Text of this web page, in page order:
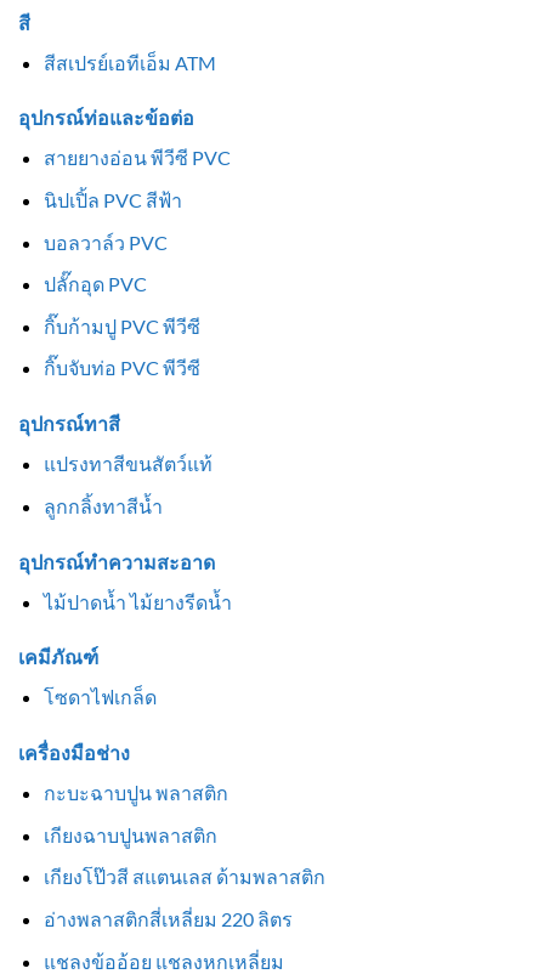
สี
สีสเปรย์เอทีเอ็ม ATM
อุปกรณ์ท่อและข้อต่อ
สายยางอ่อน พีวีซี PVC
นิปเปิ้ล PVC สีฟ้า
บอลวาล์ว PVC
ปลั๊กอุด PVC
กิ๊บก้ามปู PVC พีวีซี
กิ๊บจับท่อ PVC พีวีซี
อุปกรณ์ทาสี
แปรงทาสีขนสัตว์แท้
ลูกกลิ้งทาสีน้ำ
อุปกรณ์ทำความสะอาด
ไม้ปาดน้ำ ไม้ยางรีดน้ำ
เคมีภัณฑ์
โซดาไฟเกล็ด
เครื่องมือช่าง
กะบะฉาบปูน พลาสติก
เกียงฉาบปูนพลาสติก
เกียงโป๊วสี สแตนเลส ด้ามพลาสติก
อ่างพลาสติกสี่เหลี่ยม 220 ลิตร
แชลงข้ออ้อย แชลงหกเหลี่ยม